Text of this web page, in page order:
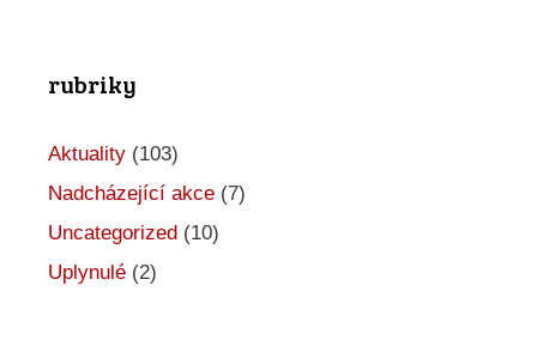
k
e
rubriky
Aktuality (103)
Nadcházející akce (7)
Uncategorized (10)
Uplynulé (2)